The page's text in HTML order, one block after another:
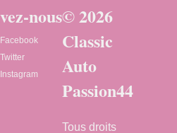
nous
Facebook
Twitter
Instagram
© 2026
Classic
Auto
Passion44
Tous droits